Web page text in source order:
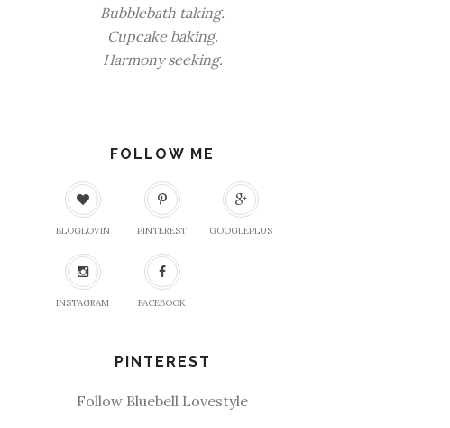
Bubblebath taking.
Cupcake baking.
Harmony seeking.
FOLLOW ME
BLOGLOVIN PINTEREST GOOGLEPLUS
INSTAGRAM FACEBOOK
PINTEREST
Follow Bluebell Lovestyle